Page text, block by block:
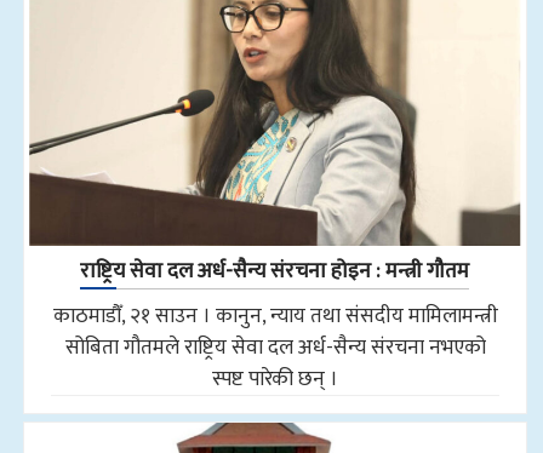
राष्ट्रिय सेवा दल अर्ध-सैन्य संरचना होइन : मन्त्री गौतम
काठमाडौँ, २१ साउन । कानुन, न्याय तथा संसदीय मामिलामन्त्री
सोबिता गौतमले राष्ट्रिय सेवा दल अर्ध-सैन्य संरचना नभएको
स्पष्ट पारेकी छन् ।